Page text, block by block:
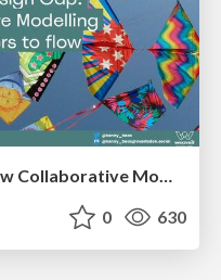
Bridging the Design Gap: How Collaborative Modelling removes blockers to flow between stakeholders and teams @FastFlow conf
0 630